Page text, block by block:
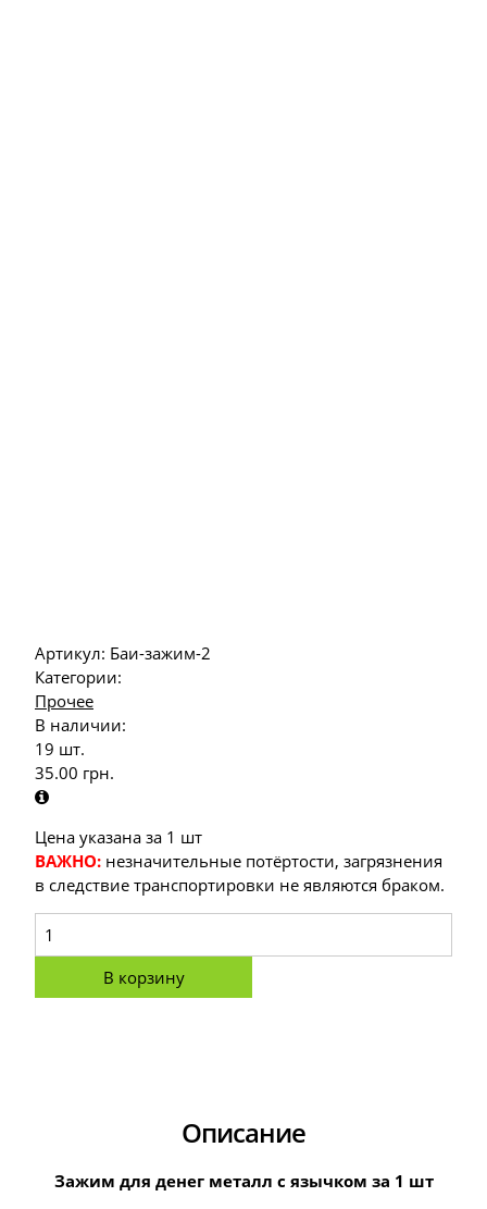
Артикул: Баи-зажим-2
Категории:
Прочее
В наличии:
19 шт.
35.00 грн.
Цена указана за 1 шт
ВАЖНО: незначительные потёртости, загрязнения
в следствие транспортировки не являются браком.
В корзину
Описание
Зажим для денег металл с язычком за 1 шт